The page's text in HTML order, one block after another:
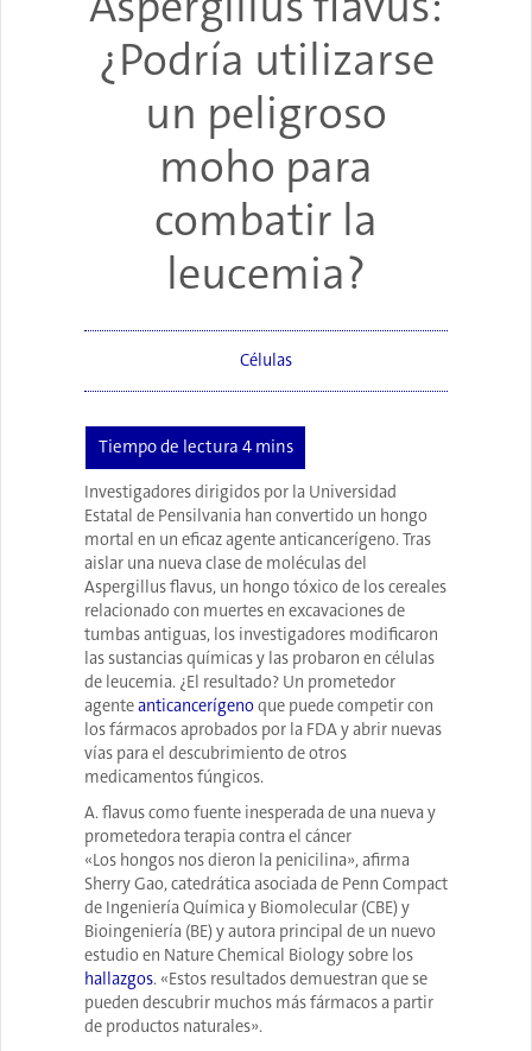
¿Podría utilizarse
un peligroso
moho para
combatir la
leucemia?
Células
Investigadores dirigidos por la Universidad
Estatal de Pensilvania han convertido un hongo
mortal en un eficaz agente anticancerígeno. Tras
aislar una nueva clase de moléculas del
Aspergillus flavus, un hongo tóxico de los cereales
relacionado con muertes en excavaciones de
tumbas antiguas, los investigadores modificaron
las sustancias químicas y las probaron en células
de leucemia. ¿El resultado? Un prometedor
agenteanticancerígenoque puede competir con
los fármacos aprobados por la FDA y abrir nuevas
vías para el descubrimiento de otros
medicamentos fúngicos.
A. flavus como fuente inesperada de una nueva y
prometedora terapia contra el cáncer
«Los hongos nos dieron la penicilina», afirma
Sherry Gao, catedrática asociada de Penn Compact
de Ingeniería Química y Biomolecular (CBE) y
Bioingeniería (BE) y autora principal de un nuevo
estudio en Nature Chemical Biology sobre los
hallazgos. «Estos resultados demuestran que se
pueden descubrir muchos más fármacos a partir
de productos naturales».